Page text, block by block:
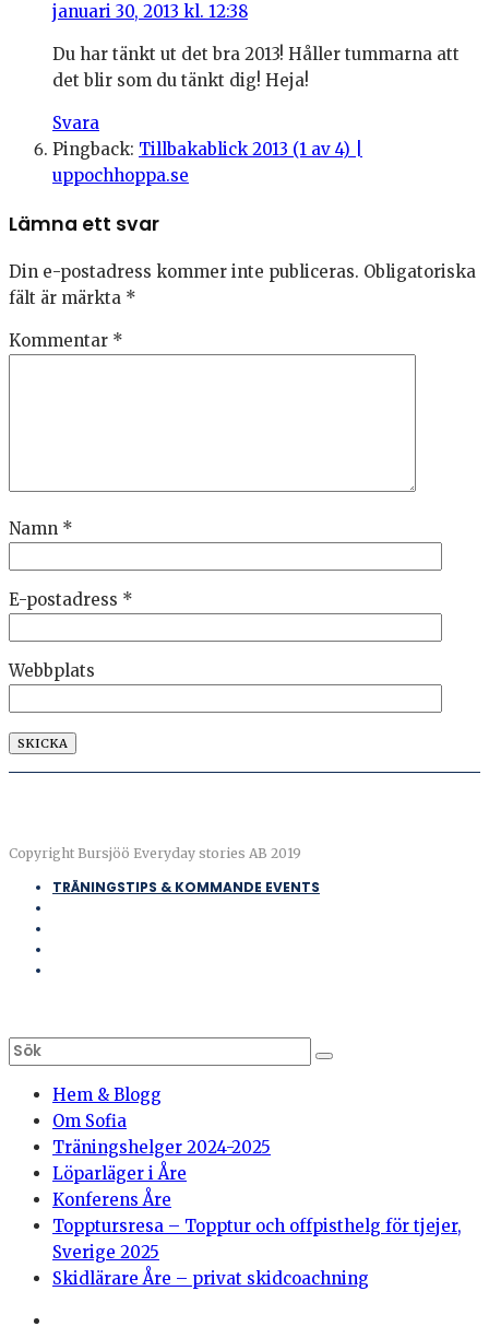
januari 30, 2013 kl. 12:38
Du har tänkt ut det bra 2013! Håller tummarna att
det blir som du tänkt dig! Heja!
Svara
Pingback: Tillbakablick 2013 (1 av 4) |
uppochhoppa.se
Lämna ett svar
Din e-postadress kommer inte publiceras. Obligatoriska
fält är märkta *
Kommentar *
Namn *
E-postadress *
Webbplats
Copyright Bursjöö Everyday stories AB 2019
TRÄNINGSTIPS & KOMMANDE EVENTS
Hem & Blogg
Om Sofia
Träningshelger 2024-2025
Löparläger i Åre
Konferens Åre
Topptursresa – Topptur och offpisthelg för tjejer,
Sverige 2025
Skidlärare Åre – privat skidcoachning